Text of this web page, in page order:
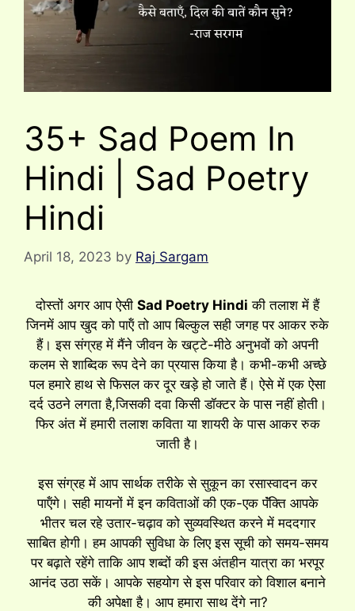
35+ Sad Poem In
Hindi | Sad Poetry
Hindi
April 18, 2023 by Raj Sargam
दोस्तों अगर आप ऐसी Sad Poetry Hindi की तलाश में हैं
जिनमें आप खुद को पाऍं तो आप बिल्कुल सही जगह पर आकर रुके
हैं। इस संग्रह में मैंने जीवन के खट्टे-मीठे अनुभवों को अपनी
कलम से शाब्दिक रूप देने का प्रयास किया है। कभी-कभी अच्छे
पल हमारे हाथ से फिसल कर दूर खड़े हो जाते हैं। ऐसे में एक ऐसा
दर्द उठने लगता है,जिसकी दवा किसी डॉक्टर के पास नहीं होती।
फिर अंत में हमारी तलाश कविता या शायरी के पास आकर रुक
जाती है।
इस संग्रह में आप सार्थक तरीके से सुकून का रसास्वादन कर
पाऍंगे। सही मायनों में इन कविताओं की एक-एक पॅंक्ति आपके
भीतर चल रहे उतार-चढ़ाव को सुव्यवस्थित करने में मददगार
साबित होगी। हम आपकी सुविधा के लिए इस सूची को समय-समय
पर बढ़ाते रहेंगे ताकि आप शब्दों की इस अंतहीन यात्रा का भरपूर
आनंद उठा सकें। आपके सहयोग से इस परिवार को विशाल बनाने
की अपेक्षा है। आप हमारा साथ देंगे ना?